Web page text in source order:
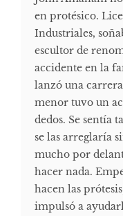
en protésico.
Industriales,
escultor de
accidente en la
lanzó una
menor tuvo un
dedos. Se sentía
se las arreglaría
mucho por
hacer nada.
hacen las
impulsó a